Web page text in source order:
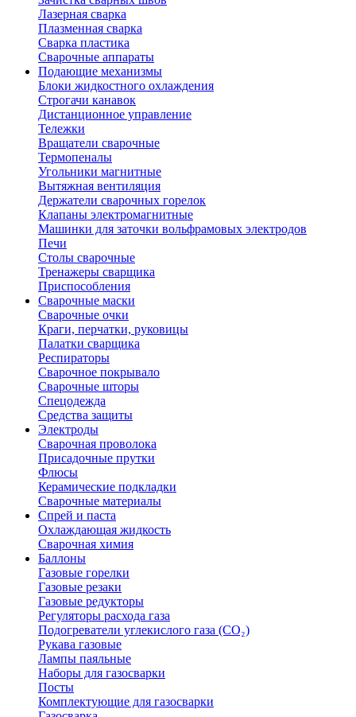
Лазерная сварка
Плазменная сварка
Сварка пластика
Сварочные аппараты
Подающие механизмы
Блоки жидкостного охлаждения
Строгачи канавок
Дистанционное управление
Тележки
Вращатели сварочные
Термопеналы
Угольники магнитные
Вытяжная вентиляция
Держатели сварочных горелок
Клапаны электромагнитные
Машинки для заточки вольфрамовых электродов
Печи
Столы сварочные
Тренажеры сварщика
Приспособления
Сварочные маски
Сварочные очки
Краги, перчатки, руковицы
Палатки сварщика
Респираторы
Сварочное покрывало
Сварочные шторы
Спецодежда
Средства защиты
Электроды
Сварочная проволока
Присадочные прутки
Флюсы
Керамические подкладки
Сварочные материалы
Спрей и паста
Охлаждающая жидкость
Сварочная химия
Баллоны
Газовые горелки
Газовые резаки
Газовые редукторы
Регуляторы расхода газа
Подогреватели углекислого газа (CO₂)
Рукава газовые
Лампы паяльные
Наборы для газосварки
Посты
Комплектующие для газосварки